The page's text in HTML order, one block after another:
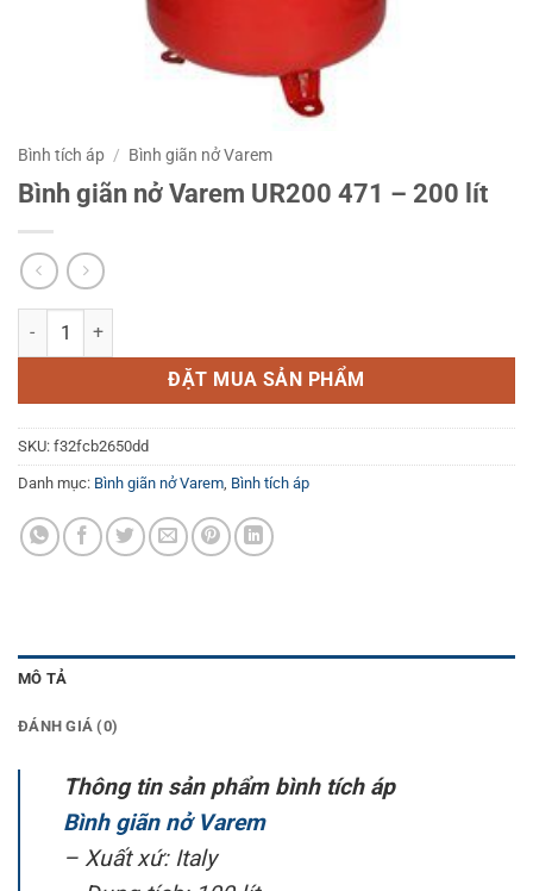
Bình tích áp / Bình giãn nở Varem
Bình giãn nở Varem UR200 471 – 200 lít
Bình giãn nở Varem UR200 471 - 200 lít số lượng
ĐẶT MUA SẢN PHẨM
SKU: f32fcb2650dd
Danh mục: Bình giãn nở Varem, Bình tích áp
MÔ TẢ
ĐÁNH GIÁ (0)
Thông tin sản phẩm bình tích áp
Bình giãn nở Varem
– Xuất xứ: Italy